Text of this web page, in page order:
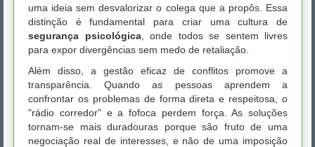
uma ideia sem desvalorizar o colega que a propôs. Essa
distinção é fundamental para criar uma cultura de
segurança psicológica, onde todos se sentem livres
para expor divergências sem medo de retaliação.
Além disso, a gestão eficaz de conflitos promove a
transparência. Quando as pessoas aprendem a
confrontar os problemas de forma direta e respeitosa, o
"rádio corredor" e a fofoca perdem força. As soluções
tornam-se mais duradouras porque são fruto de uma
negociação real de interesses, e não de uma imposição